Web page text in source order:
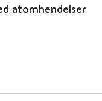
atomhendelser